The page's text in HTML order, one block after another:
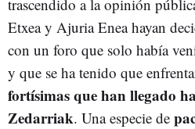
trascendido a la opinión
Etxea y Ajuria Enea hayan
con un foro que solo había
y que se ha tenido que
fortísimas que han llegado
Zedarriak. Una especie de